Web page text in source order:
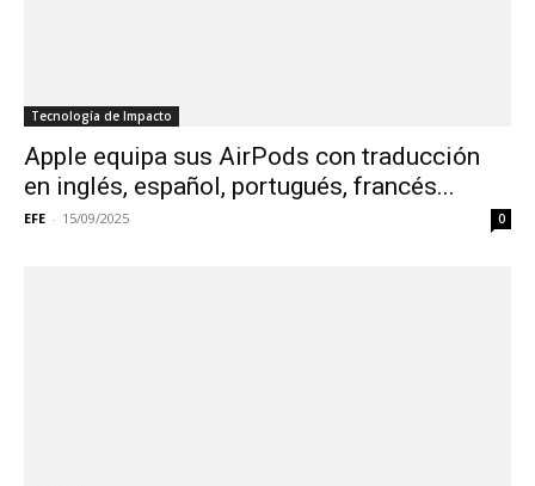
Tecnología de Impacto
Apple equipa sus AirPods con traducción
en inglés, español, portugués, francés...
EFE - 15/09/2025 0